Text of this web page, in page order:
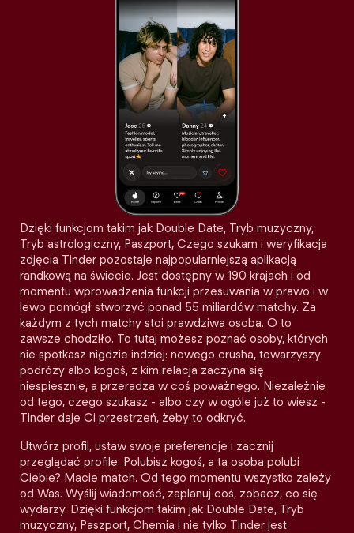
Dzięki funkcjom takim jak Double Date, Tryb muzyczny,
Tryb astrologiczny, Paszport, Czego szukam i weryfikacja
zdjęcia Tinder pozostaje najpopularniejszą aplikacją
randkową na świecie. Jest dostępny w 190 krajach i od
momentu wprowadzenia funkcji przesuwania w prawo i w
lewo pomógł stworzyć ponad 55 miliardów matchy. Za
każdym z tych matchy stoi prawdziwa osoba. O to
zawsze chodziło. To tutaj możesz poznać osoby, których
nie spotkasz nigdzie indziej: nowego crusha, towarzyszy
podróży albo kogoś, z kim relacja zaczyna się
niespiesznie, a przeradza w coś poważnego. Niezależnie
od tego, czego szukasz - albo czy w ogóle już to wiesz -
Tinder daje Ci przestrzeń, żeby to odkryć.
Utwórz profil, ustaw swoje preferencje i zacznij
przeglądać profile. Polubisz kogoś, a ta osoba polubi
Ciebie? Macie match. Od tego momentu wszystko zależy
od Was. Wyślij wiadomość, zaplanuj coś, zobacz, co się
wydarzy. Dzięki funkcjom takim jak Double Date, Tryb
muzyczny, Paszport, Chemia i nie tylko Tinder jest